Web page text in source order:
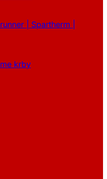
| Spartherm |
krby